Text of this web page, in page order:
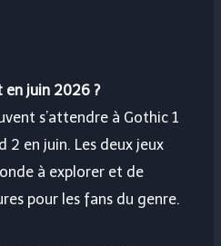
en juin 2026 ?
s’attendre à Gothic 1
2 en juin. Les deux jeux
à explorer et de
pour les fans du genre.